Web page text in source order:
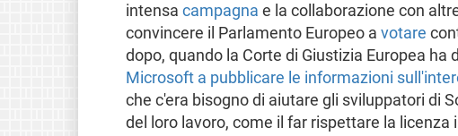
intensa campagna e la collaborazione con
convincere il Parlamento Europeo a votare
dopo, quando la Corte di Giustizia Europea ha
Microsoft a pubblicare le informazioni
che c'era bisogno di aiutare gli sviluppatori di
del loro lavoro, come il far rispettare la